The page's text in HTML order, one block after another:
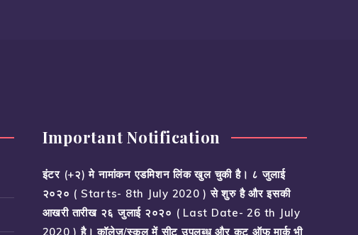
Important Notification
इंटर (+२) मे नामांकन एडमिशन लिंक खुल चुकी है। ८ जुलाई
२०२० ( Starts- 8th July 2020 ) से शुरु है और इसकी
आखरी तारीख २६ जुलाई २०२० ( Last Date- 26 th July
2020 ) है। कॉलेज/स्कूल में सीट उपलब्ध और कट ऑफ मार्क भी